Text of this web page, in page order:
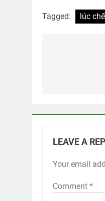
Tagged: lúc
LEAVE A
Your email
Comment *